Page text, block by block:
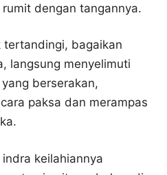
dengan tangannya.
tertandingi, bagaikan
langsung menyelimuti
berserakan,
paksa dan merampas
keilahiannya